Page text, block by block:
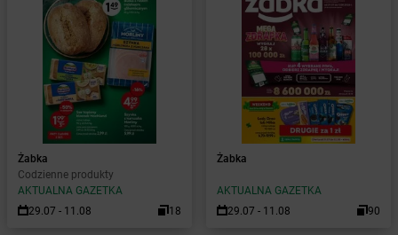
Żabka
Codzienne produkty
AKTUALNA GAZETKA
29.07 - 11.08
18
Żabka
AKTUALNA GAZETKA
29.07 - 11.08
90